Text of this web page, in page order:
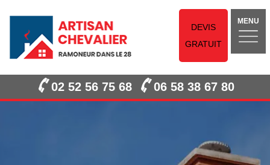
DEVIS
GRATUIT
MENU
02 52 56 75 68 06 58 38 67 80